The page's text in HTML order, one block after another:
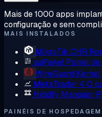
Mais de 1000 apps
configuração e sem
MAIS INSTALADOS
MikroTik CHR
aaPanel Painel
WireGuard
MetaTrader 4 O
Hiddify Manager
PAINÉIS DE HOSPEDAGEM